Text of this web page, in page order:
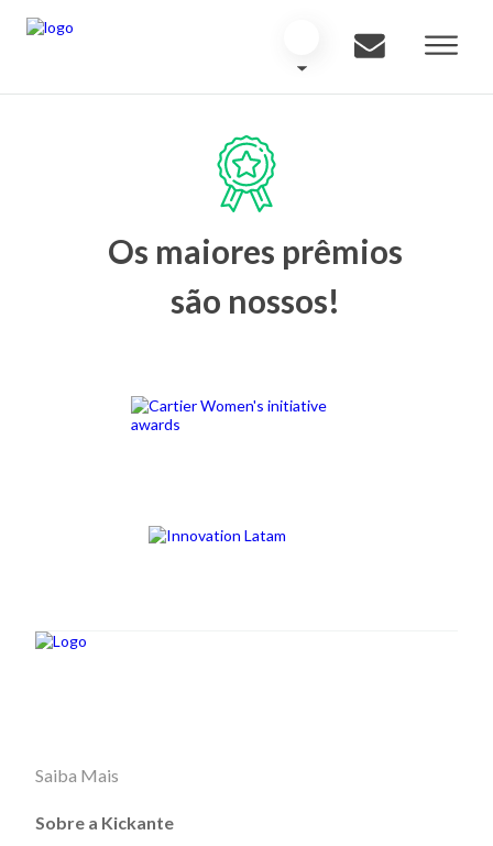
Os maiores prêmios
são nossos!
Saiba Mais
Sobre a Kickante